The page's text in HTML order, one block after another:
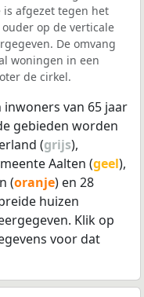
is afgezet tegen het
op de verticale
De omvang
woningen in een
de cirkel.
van 65 jaar
gebieden worden
(grijs),
Aalten (geel),
(oranje) en 28
huizen
Klik op
voor dat